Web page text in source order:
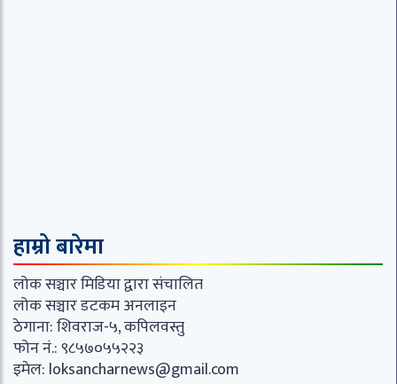
हाम्रो बारेमा
लोक सञ्चार मिडिया द्वारा संचालित
लोक सञ्चार डटकम अनलाइन
ठेगाना: शिवराज-५, कपिलवस्तु
फोन नं.: ९८५७०५५२२३
इमेल: loksancharnews@gmail.com